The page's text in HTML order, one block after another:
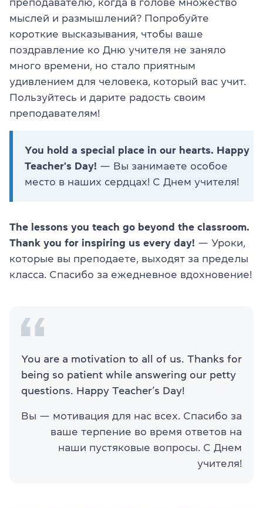
мыслей и размышлений? Попробуйте
короткие высказывания, чтобы ваше
поздравление ко Дню учителя не заняло
много времени, но стало приятным
удивлением для человека, который вас учит.
Пользуйтесь и дарите радость своим
преподавателям!
You hold a special place in our hearts. Happy
Teacher's Day! — Вы занимаете особое
место в наших сердцах! С Днем учителя!
The lessons you teach go beyond the classroom.
Thank you for inspiring us every day! — Уроки,
которые вы преподаете, выходят за пределы
класса. Спасибо за ежедневное вдохновение!
You are a motivation to all of us. Thanks for
being so patient while answering our petty
questions. Happy Teacher’s Day!
Вы — мотивация для нас всех. Спасибо за
ваше терпение во время ответов на
наши пустяковые вопросы. С Днем
учителя!